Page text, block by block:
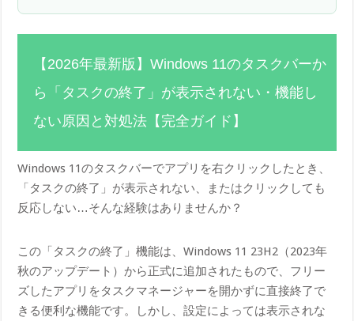
【2026年最新版】Windows 11のタスクバーか
ら「タスクの終了」が表示されない・機能し
ない原因と対処法【完全ガイド】
Windows 11のタスクバーでアプリを右クリックしたとき、
「タスクの終了」が表示されない、またはクリックしても
反応しない…そんな経験はありませんか？
この「タスクの終了」機能は、Windows 11 23H2（2023年
秋のアップデート）から正式に追加されたもので、フリー
ズしたアプリをタスクマネージャーを開かずに直接終了で
きる便利な機能です。しかし、設定によっては表示されな